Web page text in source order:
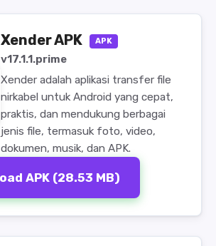
Xender APK APK
v17.1.1.prime
Xender adalah aplikasi transfer file
nirkabel untuk Android yang cepat,
praktis, dan mendukung berbagai
jenis file, termasuk foto, video,
dokumen, musik, dan APK.
APK (28.53 MB)